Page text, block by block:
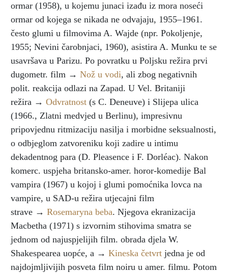
ormar (1958), u kojemu junaci izađu iz mora noseći
ormar od kojega se nikada ne odvajaju, 1955–1961.
često glumi u filmovima A. Wajde (npr. Pokoljenje,
1955; Nevini čarobnjaci, 1960), asistira A. Munku te se
usavršava u Parizu. Po povratku u Poljsku režira prvi
dugometr. film → Nož u vodi, ali zbog negativnih
polit. reakcija odlazi na Zapad. U Vel. Britaniji
režira → Odvratnost (s C. Deneuve) i Slijepa ulica
(1966., Zlatni medvjed u Berlinu), impresivnu
pripovjednu ritmizaciju nasilja i morbidne seksualnosti,
o odbjeglom zatvoreniku koji zadire u intimu
dekadentnog para (D. Pleasence i F. Dorléac). Nakon
komerc. uspjeha britansko-amer. horor-komedije Bal
vampira (1967) u kojoj i glumi pomoćnika lovca na
vampire, u SAD-u režira utjecajni film
strave → Rosemaryna beba. Njegova ekranizacija
Macbetha (1971) s izvornim stihovima smatra se
jednom od najuspjelijih film. obrada djela W.
Shakespearea uopće, a → Kineska četvrt jedna je od
najdojmljivijih posveta film noiru u amer. filmu. Potom